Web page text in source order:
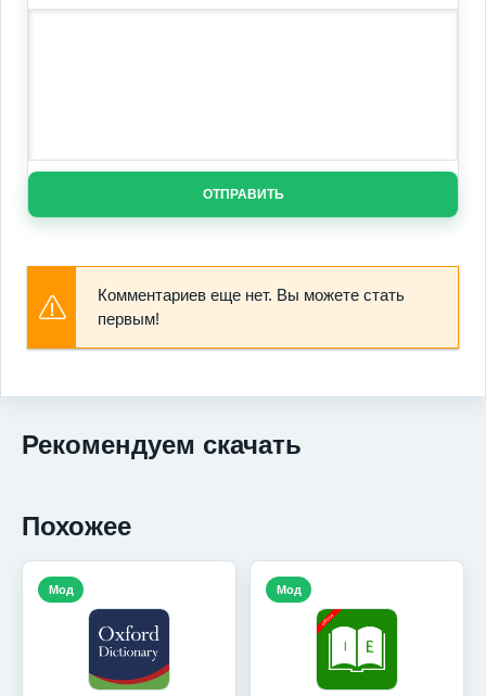
ОТПРАВИТЬ
Комментариев еще нет. Вы можете стать
первым!
Рекомендуем скачать
Похожее
Мод Мод